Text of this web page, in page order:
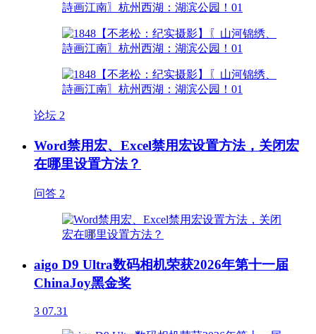
论坛 2
Word禁用宏、Excel禁用宏设置方法，关闭宏
在哪里设置方法？
问答 2
aigo D9 Ultra数码相机荣获2026年第十一届
ChinaJoy黑金奖
3 07.31